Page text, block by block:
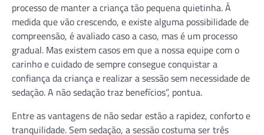
processo de manter a criança tão pequena quietinha. À
medida que vão crescendo, e existe alguma possibilidade de
compreensão, é avaliado caso a caso, mas é um processo
gradual. Mas existem casos em que a nossa equipe com o
carinho e cuidado de sempre consegue conquistar a
confiança da criança e realizar a sessão sem necessidade de
sedação. A não sedação traz benefícios”, pontua.
Entre as vantagens de não sedar estão a rapidez, conforto e
tranquilidade. Sem sedação, a sessão costuma ser três